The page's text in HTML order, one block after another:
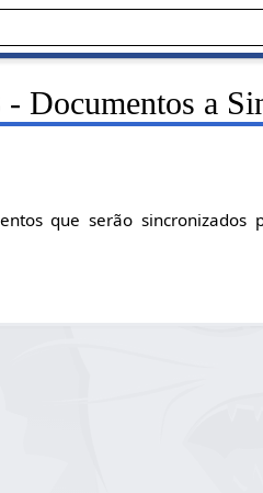
Documentos a
que serão sincronizados